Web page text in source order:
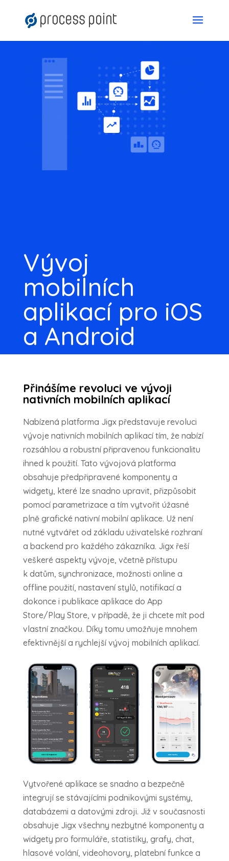
Vývoj
mobilních
aplikací pro iOS
a Android
Přinášíme revoluci ve vývoji
nativních mobilních aplikací
Nabízená platforma Jigx představuje revoluci
vývoje nativních mobilních aplikací tím, že nabízí
rozsáhlou a robustní připravenou funkcionalitu
ihned k použití. Tato vývojová platforma
obsahuje předpřipravené komponenty a
widgety, které lze snadno upravit, přizpůsobit
pomocí parametrizace a tím vytvořit úžasné
plně grafické nativní mobilní aplikace. Už není
nutné vytvářet od základu uživatelské rozhraní
a backend pro každého zákazníka. Jigx řeší
veškeré aspekty vývoje, včetně přístupu
k datům, synchronizace, možnosti online a
offline použití, nastavení stylů, notifikací a
dokonce i publikace aplikace do App
Store/Play Store, v případě, že ji chcete mít pod
vlastní značkou. Díky tomu umožňuje mnohem
efektivnější a rychlejší vývoj mobilních aplikací.
Vytvořené aplikace se snadno a bezpečně
integrují se stávajícími podnikovými systémy,
databázemi a datovými zdroji. Již v současnosti
obsahuje Jigx všechny nezbytné komponenty a
widgety pro formuláře, statistiky, grafy, chat,
hlasové volání, videohovory, platební funkce a